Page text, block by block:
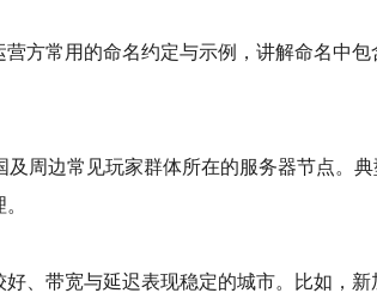
方常用的命名约定与示例，讲解命名中
及周边常见玩家群体所在的服务器节点。
、带宽与延迟表现稳定的城市。比如，